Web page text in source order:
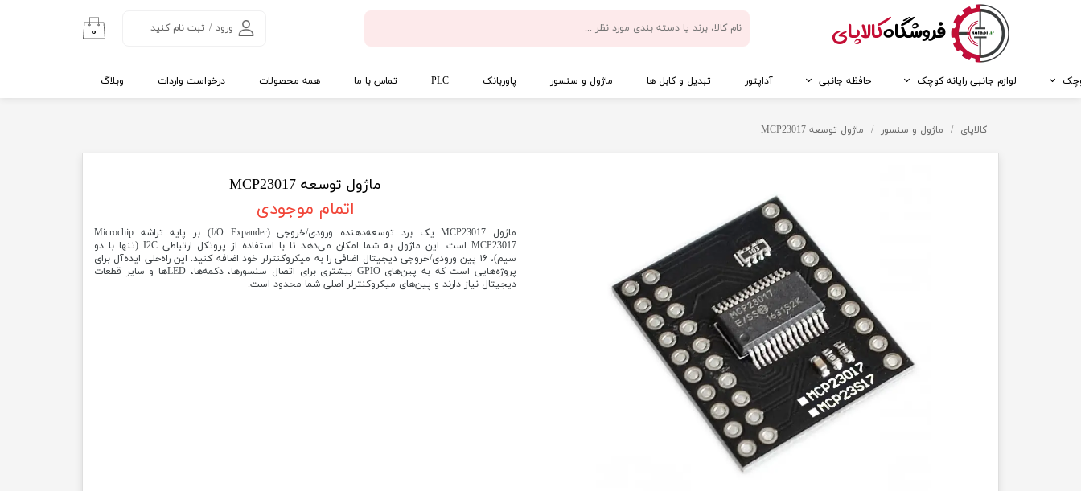
​فروشگاهکالاپای ورود / ثبت نام کنید
تغییر گذر واژه
کاربری
۰
لوازم جانبی رایانه کوچک حافظه جانبی آداپتور تبدیل و کابل ها ماژول و سنسور پاوربانک PLC تماس با ما همه محصولات درخواست واردات وبلاگ
کالاپای ماژول و سنسور ماژول توسعه MCP23017
ماژول توسعه MCP23017
اتمام موجودی
ماژول MCP23017 یک برد توسعه‌دهنده ورودی/خروجی (I/O Expander) بر پایه تراشه Microchip
MCP23017 است. این ماژول به شما امکان می‌دهد تا با استفاده از پروتکل ارتباطی I2C (تنها با دو
سیم)، ۱۶ پین ورودی/خروجی دیجیتال اضافی را به میکروکنترلر خود اضافه کنید. این راه‌حلی ایده‌آل برای
پروژه‌هایی است که به پین‌های GPIO بیشتری برای اتصال سنسورها، دکمه‌ها، LED‌ها و سایر قطعات
دیجیتال نیاز دارند و پین‌های میکروکنترلر اصلی شما محدود است.